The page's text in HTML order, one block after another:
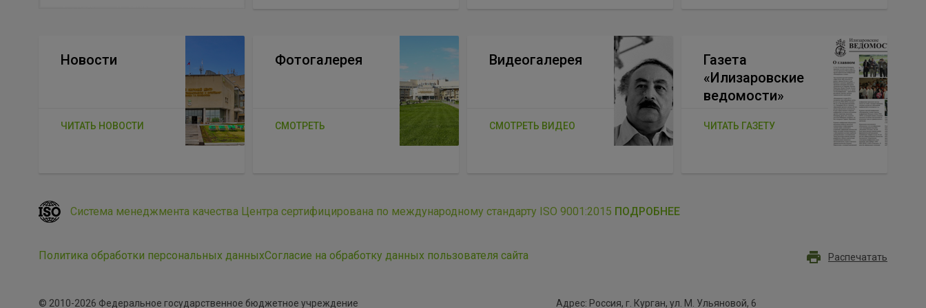
Новости
ЧИТАТЬ НОВОСТИ
Фотогалерея
СМОТРЕТЬ
Видеогалерея
СМОТРЕТЬ ВИДЕО
Газета
«Илизаровские
ведомости»
ЧИТАТЬ ГАЗЕТУ
Система менеджмента качества Центра сертифицирована по международному стандарту ISO 9001:2015 ПОДРОБНЕЕ
Политика обработки персональных данныхСогласие на обработку данных пользователя сайта Распечатать
© 2010-2026 Федеральное государственное бюджетное учреждение Адрес: Россия, г. Курган, ул. М. Ульяновой, 6